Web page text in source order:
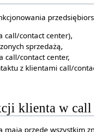
call/contact center),
sprzedażą,
call/contact center,
z klientami call/
klienta w call
mają przede wszystkim